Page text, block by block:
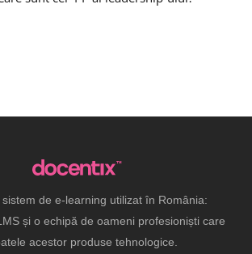
de e-learning utilizat în România:
și o echipă de oameni profesioniști care
acestor produse tehnologice.